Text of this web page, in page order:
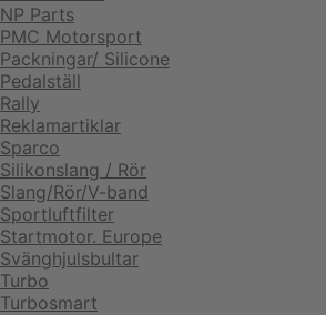
NP Parts
PMC Motorsport
Packningar/ Silicone
Pedalställ
Rally
Reklamartiklar
Sparco
Silikonslang / Rör
Slang/Rör/V-band
Sportluftfilter
Startmotor. Europe
Svänghjulsbultar
Turbo
Turbosmart